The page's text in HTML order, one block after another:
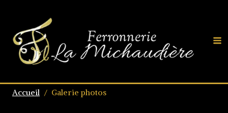
Accueil / Galerie photos